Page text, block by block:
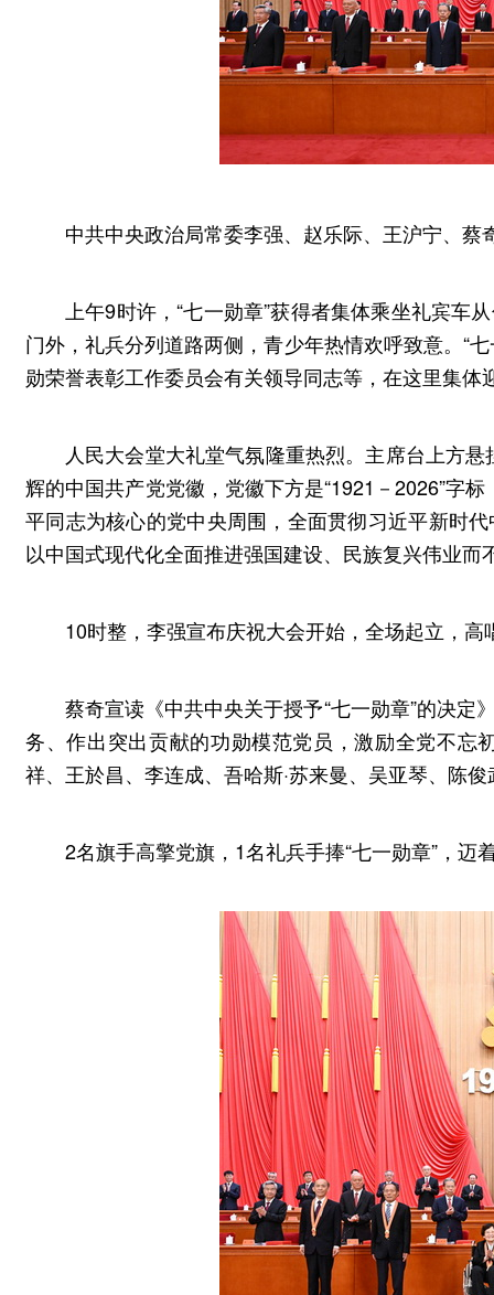
中共中央政治局常委李强、赵乐际、王沪宁、
上午9时许，“七一勋章”获得者集体乘坐礼宾
门外，礼兵分列道路两侧，青少年热情欢呼致意。“
勋荣誉表彰工作委员会有关领导同志等，在这里集体
人民大会堂大礼堂气氛隆重热烈。主席台上方
辉的中国共产党党徽，党徽下方是“1921－2026”字
平同志为核心的党中央周围，全面贯彻习近平新时
以中国式现代化全面推进强国建设、民族复兴伟业而
10时整，李强宣布庆祝大会开始，全场起立，高
蔡奇宣读《中共中央关于授予“七一勋章”的决
务、作出突出贡献的功勋模范党员，激励全党不忘
祥、王於昌、李连成、吾哈斯·苏来曼、吴亚琴、陈
2名旗手高擎党旗，1名礼兵手捧“七一勋章”，迈